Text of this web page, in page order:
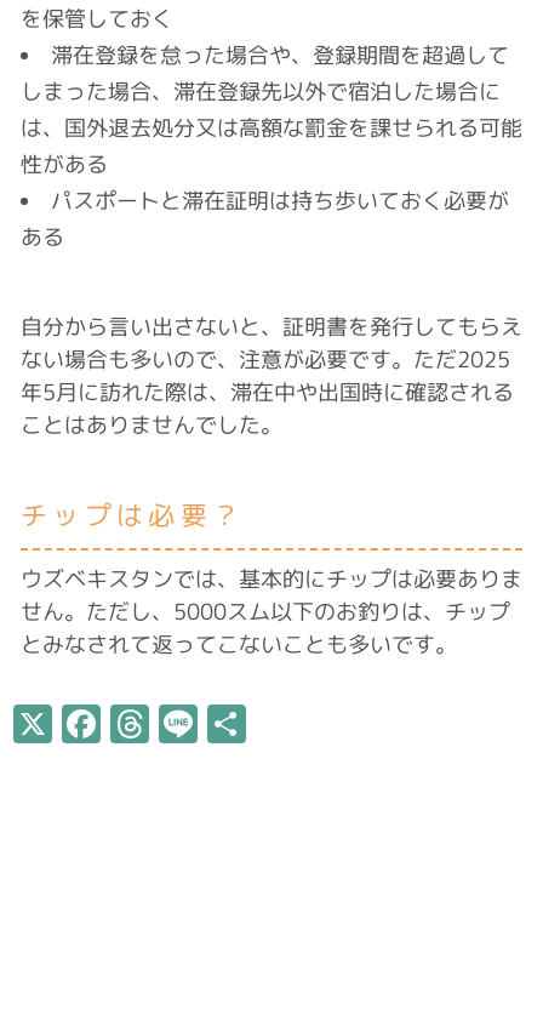
を保管しておく
滞在登録を怠った場合や、登録期間を超過して
しまった場合、滞在登録先以外で宿泊した場合に
は、国外退去処分又は高額な罰金を課せられる可能
性がある
パスポートと滞在証明は持ち歩いておく必要が
ある
自分から言い出さないと、証明書を発行してもらえ
ない場合も多いので、注意が必要です。 ただ2025
年5月に訪れた際は、滞在中や出国時に確認される
ことはありませんでした。
チップは必要？
ウズベキスタンでは、基本的にチップは必要ありま
せん。ただし、5000スム以下のお釣りは、チップ
とみなされて返ってこないことも多いです。
X Facebook
Threads
Line共